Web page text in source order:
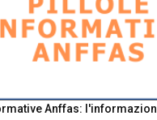
Anffas: